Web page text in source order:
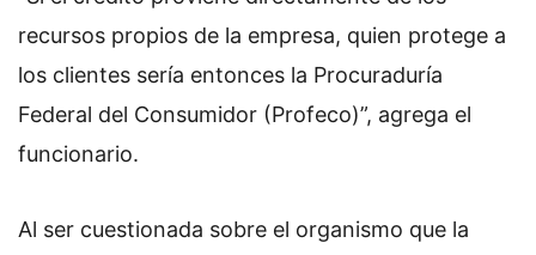
recursos propios de la empresa, quien protege a
los clientes sería entonces la Procuraduría
Federal del Consumidor (Profeco)”, agrega el
funcionario.
Al ser cuestionada sobre el organismo que la